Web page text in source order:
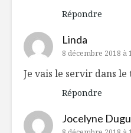
Répondre
Linda
8 décembre 2018 à
Je vais le servir dans le
Répondre
Jocelyne